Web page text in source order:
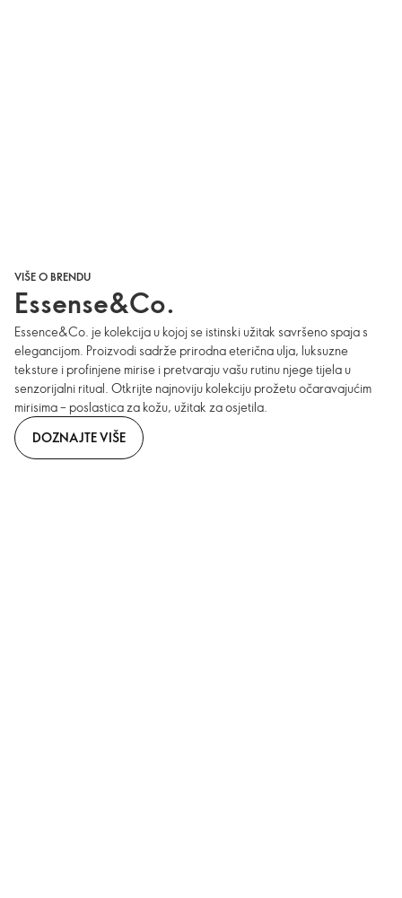
VIŠE O BRENDU
Essense&Co.
Essence&Co. je kolekcija u kojoj se istinski užitak savršeno spaja s
elegancijom. Proizvodi sadrže prirodna eterična ulja, luksuzne
teksture i profinjene mirise i pretvaraju vašu rutinu njege tijela u
senzorijalni ritual. Otkrijte najnoviju kolekciju prožetu očaravajućim
mirisima – poslastica za kožu, užitak za osjetila.
DOZNAJTE VIŠE